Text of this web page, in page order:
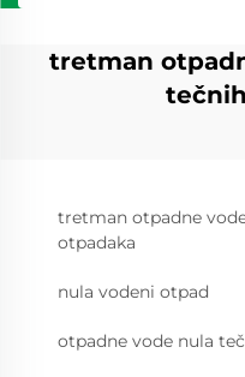
tretman
tretman otpadne
otpadaka
nula vodeni otpad
otpadne vode nula